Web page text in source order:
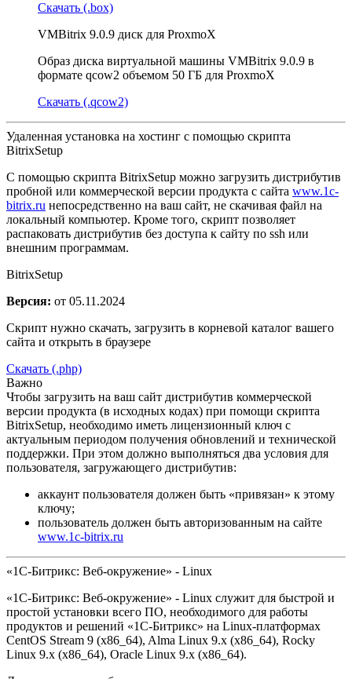
Скачать (.box)
VMBitrix 9.0.9 диск для ProxmoX
Образ диска виртуальной машины VMBitrix 9.0.9 в
формате qcow2 объемом 50 ГБ для ProxmoX
Скачать (.qcow2)
Удаленная установка на хостинг с помощью скрипта
BitrixSetup
С помощью скрипта BitrixSetup можно загрузить дистрибутив
пробной или коммерческой версии продукта с сайта www.1c-
bitrix.ru непосредственно на ваш сайт, не скачивая файл на
локальный компьютер. Кроме того, скрипт позволяет
распаковать дистрибутив без доступа к сайту по ssh или
внешним программам.
BitrixSetup
Версия: от 05.11.2024
Скрипт нужно скачать, загрузить в корневой каталог вашего
сайта и открыть в браузере
Скачать (.php)
Важно
Чтобы загрузить на ваш сайт дистрибутив коммерческой
версии продукта (в исходных кодах) при помощи скрипта
BitrixSetup, необходимо иметь лицензионный ключ с
актуальным периодом получения обновлений и технической
поддержки. При этом должно выполняться два условия для
пользователя, загружающего дистрибутив:
аккаунт пользователя должен быть «привязан» к этому
ключу;
пользователь должен быть авторизованным на сайте
www.1c-bitrix.ru
«1С-Битрикс: Веб-окружение» - Linux
«1С-Битрикс: Веб-окружение» - Linux служит для быстрой и
простой установки всего ПО, необходимого для работы
продуктов и решений «1С-Битрикс» на Linux-платформах
CentOS Stream 9 (x86_64), Alma Linux 9.x (x86_64), Rocky
Linux 9.x (x86_64), Oracle Linux 9.x (x86_64).